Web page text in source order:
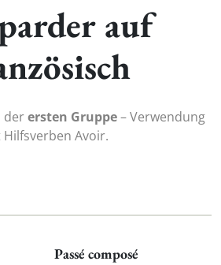
auf
derersten Gruppe– Verwendung
Hilfsverben Avoir.
Passé composé